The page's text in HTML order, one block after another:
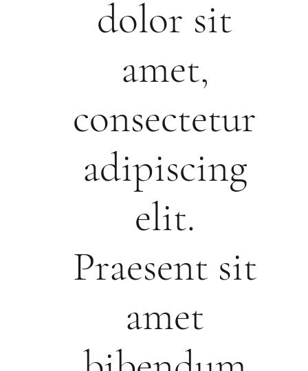
dolor sit
amet,
consectetur
adipiscing
elit.
Praesent sit
amet